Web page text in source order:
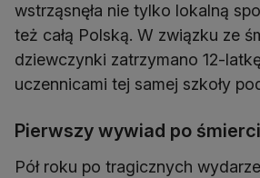
wstrząsnęła nie tylko lokalną
też całą Polską. W związku ze
dziewczynki zatrzymano 12-
uczennicami tej samej szkoły
Pierwszy wywiad po
Pół roku po tragicznych